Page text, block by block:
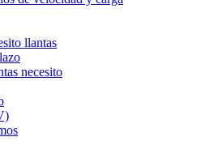
llantas
necesito